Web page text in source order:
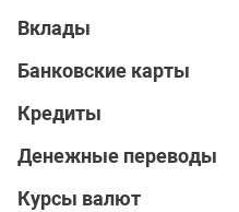
Вклады
Банковские карты
Кредиты
Денежные переводы
Курсы валют